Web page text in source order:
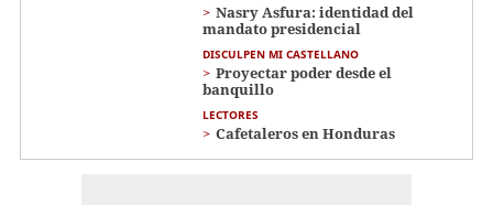
Nasry Asfura: identidad del
mandato presidencial
DISCULPEN MI CASTELLANO
Proyectar poder desde el
banquillo
LECTORES
Cafetaleros en Honduras